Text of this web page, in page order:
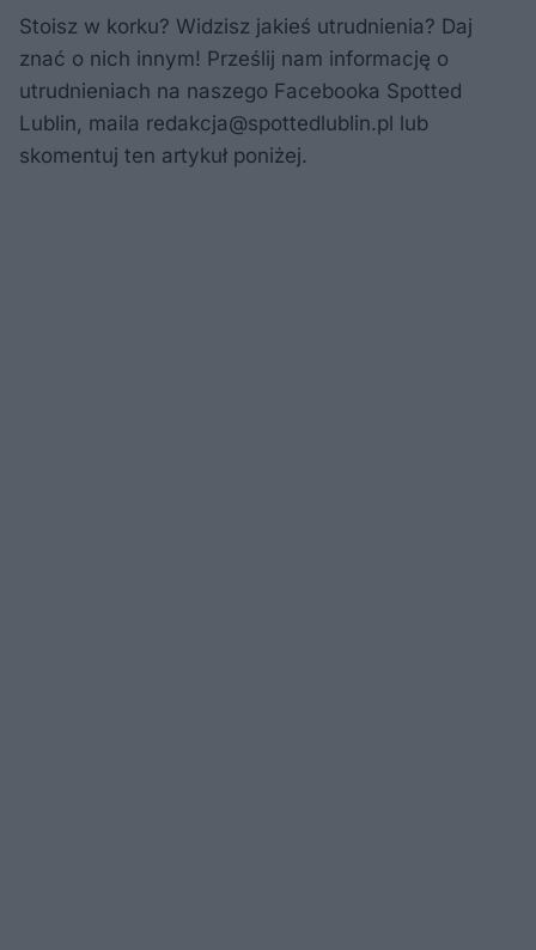
Stoisz w korku? Widzisz jakieś utrudnienia? Daj
znać o nich innym! Prześlij nam informację o
utrudnieniach na naszego Facebooka Spotted
Lublin, maila redakcja@spottedlublin.pl lub
skomentuj ten artykuł poniżej.